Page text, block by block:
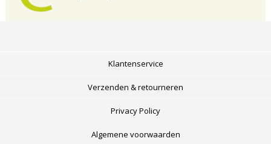
Klantenservice
Verzenden & retourneren
Privacy Policy
Algemene voorwaarden